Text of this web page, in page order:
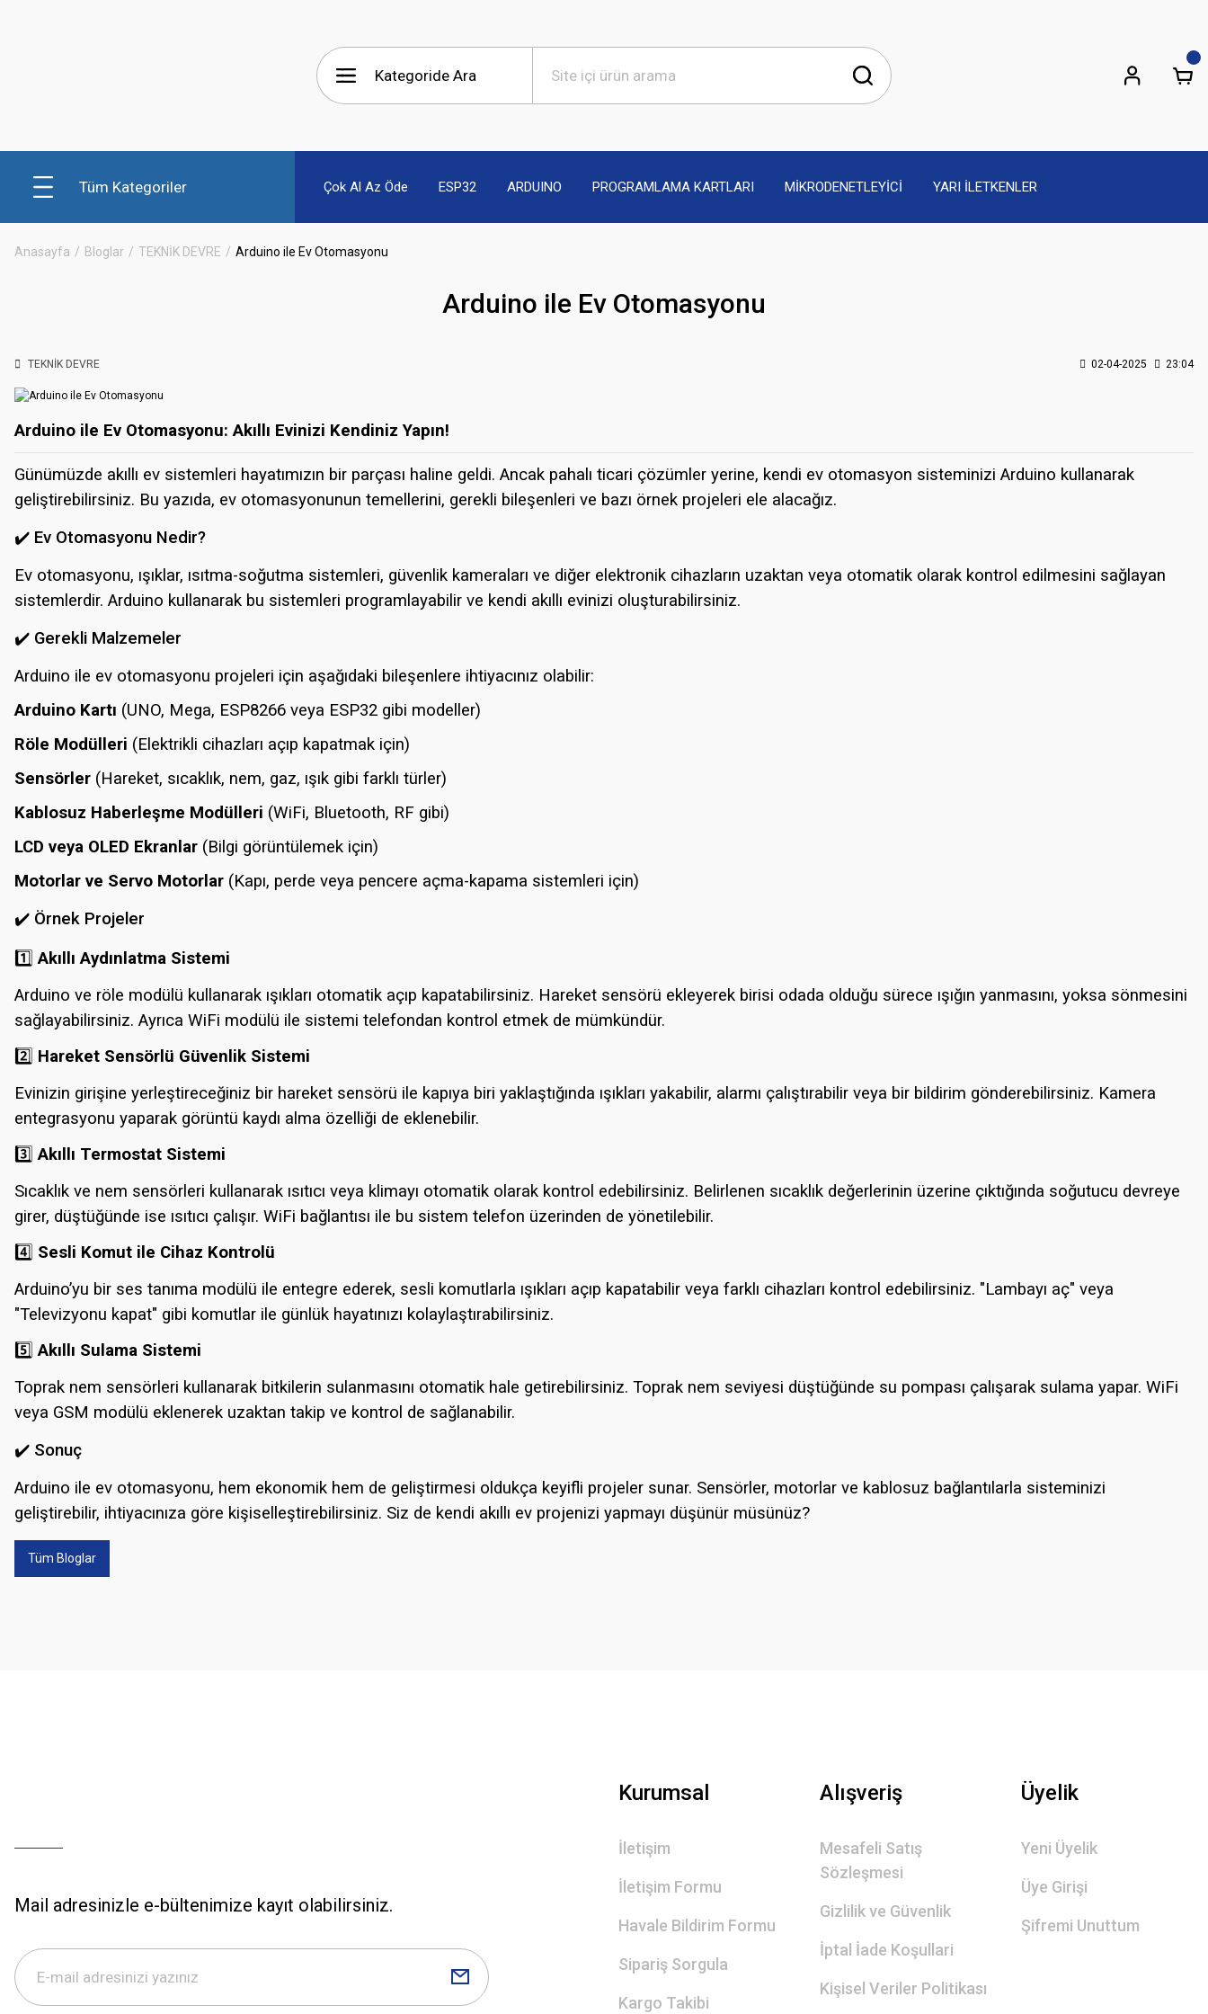
Tüm Kategoriler Çok Al Az Öde ESP32 ARDUINO PROGRAMLAMA KARTLARI MİKRODENETLEYİCİ YARI İLETKENLER
Anasayfa Bloglar TEKNİK DEVRE Arduino ile Ev Otomasyonu
Arduino ile Ev Otomasyonu
TEKNİK DEVRE 02-04-2025 23:04
Arduino ile Ev Otomasyonu: Akıllı Evinizi Kendiniz Yapın!
Günümüzde akıllı ev sistemleri hayatımızın bir parçası haline geldi. Ancak pahalı ticari çözümler yerine, kendi ev otomasyon sisteminizi Arduino kullanarak
geliştirebilirsiniz. Bu yazıda, ev otomasyonunun temellerini, gerekli bileşenleri ve bazı örnek projeleri ele alacağız.
✔️ Ev Otomasyonu Nedir?
Ev otomasyonu, ışıklar, ısıtma-soğutma sistemleri, güvenlik kameraları ve diğer elektronik cihazların uzaktan veya otomatik olarak kontrol edilmesini sağlayan
sistemlerdir. Arduino kullanarak bu sistemleri programlayabilir ve kendi akıllı evinizi oluşturabilirsiniz.
✔️ Gerekli Malzemeler
Arduino ile ev otomasyonu projeleri için aşağıdaki bileşenlere ihtiyacınız olabilir:
Arduino Kartı (UNO, Mega, ESP8266 veya ESP32 gibi modeller)
Röle Modülleri (Elektrikli cihazları açıp kapatmak için)
Sensörler (Hareket, sıcaklık, nem, gaz, ışık gibi farklı türler)
Kablosuz Haberleşme Modülleri (WiFi, Bluetooth, RF gibi)
LCD veya OLED Ekranlar (Bilgi görüntülemek için)
Motorlar ve Servo Motorlar (Kapı, perde veya pencere açma-kapama sistemleri için)
✔️ Örnek Projeler
1️⃣Akıllı Aydınlatma Sistemi
Arduino ve röle modülü kullanarak ışıkları otomatik açıp kapatabilirsiniz. Hareket sensörü ekleyerek birisi odada olduğu sürece ışığın yanmasını, yoksa sönmesini
sağlayabilirsiniz. Ayrıca WiFi modülü ile sistemi telefondan kontrol etmek de mümkündür.
2️⃣ Hareket Sensörlü Güvenlik Sistemi
Evinizin girişine yerleştireceğiniz bir hareket sensörü ile kapıya biri yaklaştığında ışıkları yakabilir, alarmı çalıştırabilir veya bir bildirim gönderebilirsiniz. Kamera
entegrasyonu yaparak görüntü kaydı alma özelliği de eklenebilir.
3️⃣Akıllı Termostat Sistemi
Sıcaklık ve nem sensörleri kullanarak ısıtıcı veya klimayı otomatik olarak kontrol edebilirsiniz. Belirlenen sıcaklık değerlerinin üzerine çıktığında soğutucu devreye
girer, düştüğünde ise ısıtıcı çalışır. WiFi bağlantısı ile bu sistem telefon üzerinden de yönetilebilir.
4️⃣ Sesli Komut ile Cihaz Kontrolü
Arduino’yu bir ses tanıma modülü ile entegre ederek, sesli komutlarla ışıkları açıp kapatabilir veya farklı cihazları kontrol edebilirsiniz. "Lambayı aç" veya
"Televizyonu kapat" gibi komutlar ile günlük hayatınızı kolaylaştırabilirsiniz.
5️⃣Akıllı Sulama Sistemi
Toprak nem sensörleri kullanarak bitkilerin sulanmasını otomatik hale getirebilirsiniz. Toprak nem seviyesi düştüğünde su pompası çalışarak sulama yapar. WiFi
veya GSM modülü eklenerek uzaktan takip ve kontrol de sağlanabilir.
✔️ Sonuç
Arduino ile ev otomasyonu, hem ekonomik hem de geliştirmesi oldukça keyifli projeler sunar. Sensörler, motorlar ve kablosuz bağlantılarla sisteminizi
geliştirebilir, ihtiyacınıza göre kişiselleştirebilirsiniz. Siz de kendi akıllı ev projenizi yapmayı düşünür müsünüz?
Tüm Bloglar
Mail adresinizle e-bültenimize kayıt olabilirsiniz.
Kurumsal
İletişim
İletişim Formu
Havale Bildirim Formu
Sipariş Sorgula
Kargo Takibi
Alışveriş
Mesafeli Satış
Sözleşmesi
Gizlilik ve Güvenlik
İptal İade Koşullari
Kişisel Veriler Politikası
Üyelik
Yeni Üyelik
Üye Girişi
Şifremi Unuttum